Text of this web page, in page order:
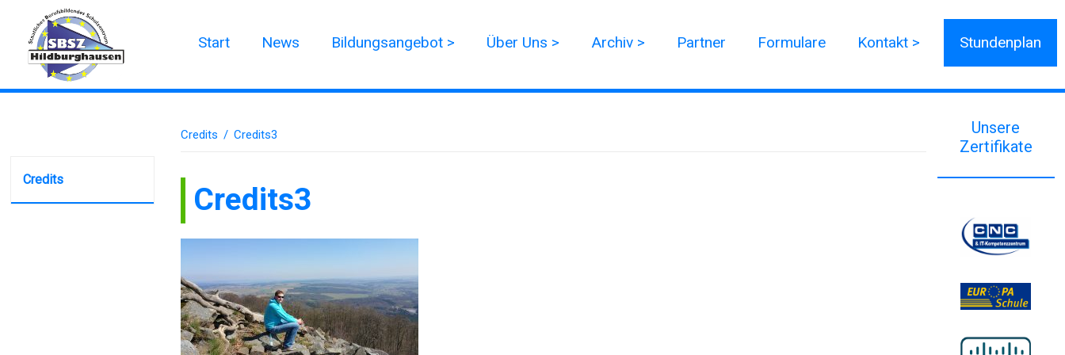
Start News Bildungsangebot > Über Uns > Archiv > Partner Formulare Kontakt > Stundenplan
Credits
Credits / Credits3
Credits3
Unsere
Zertifikate